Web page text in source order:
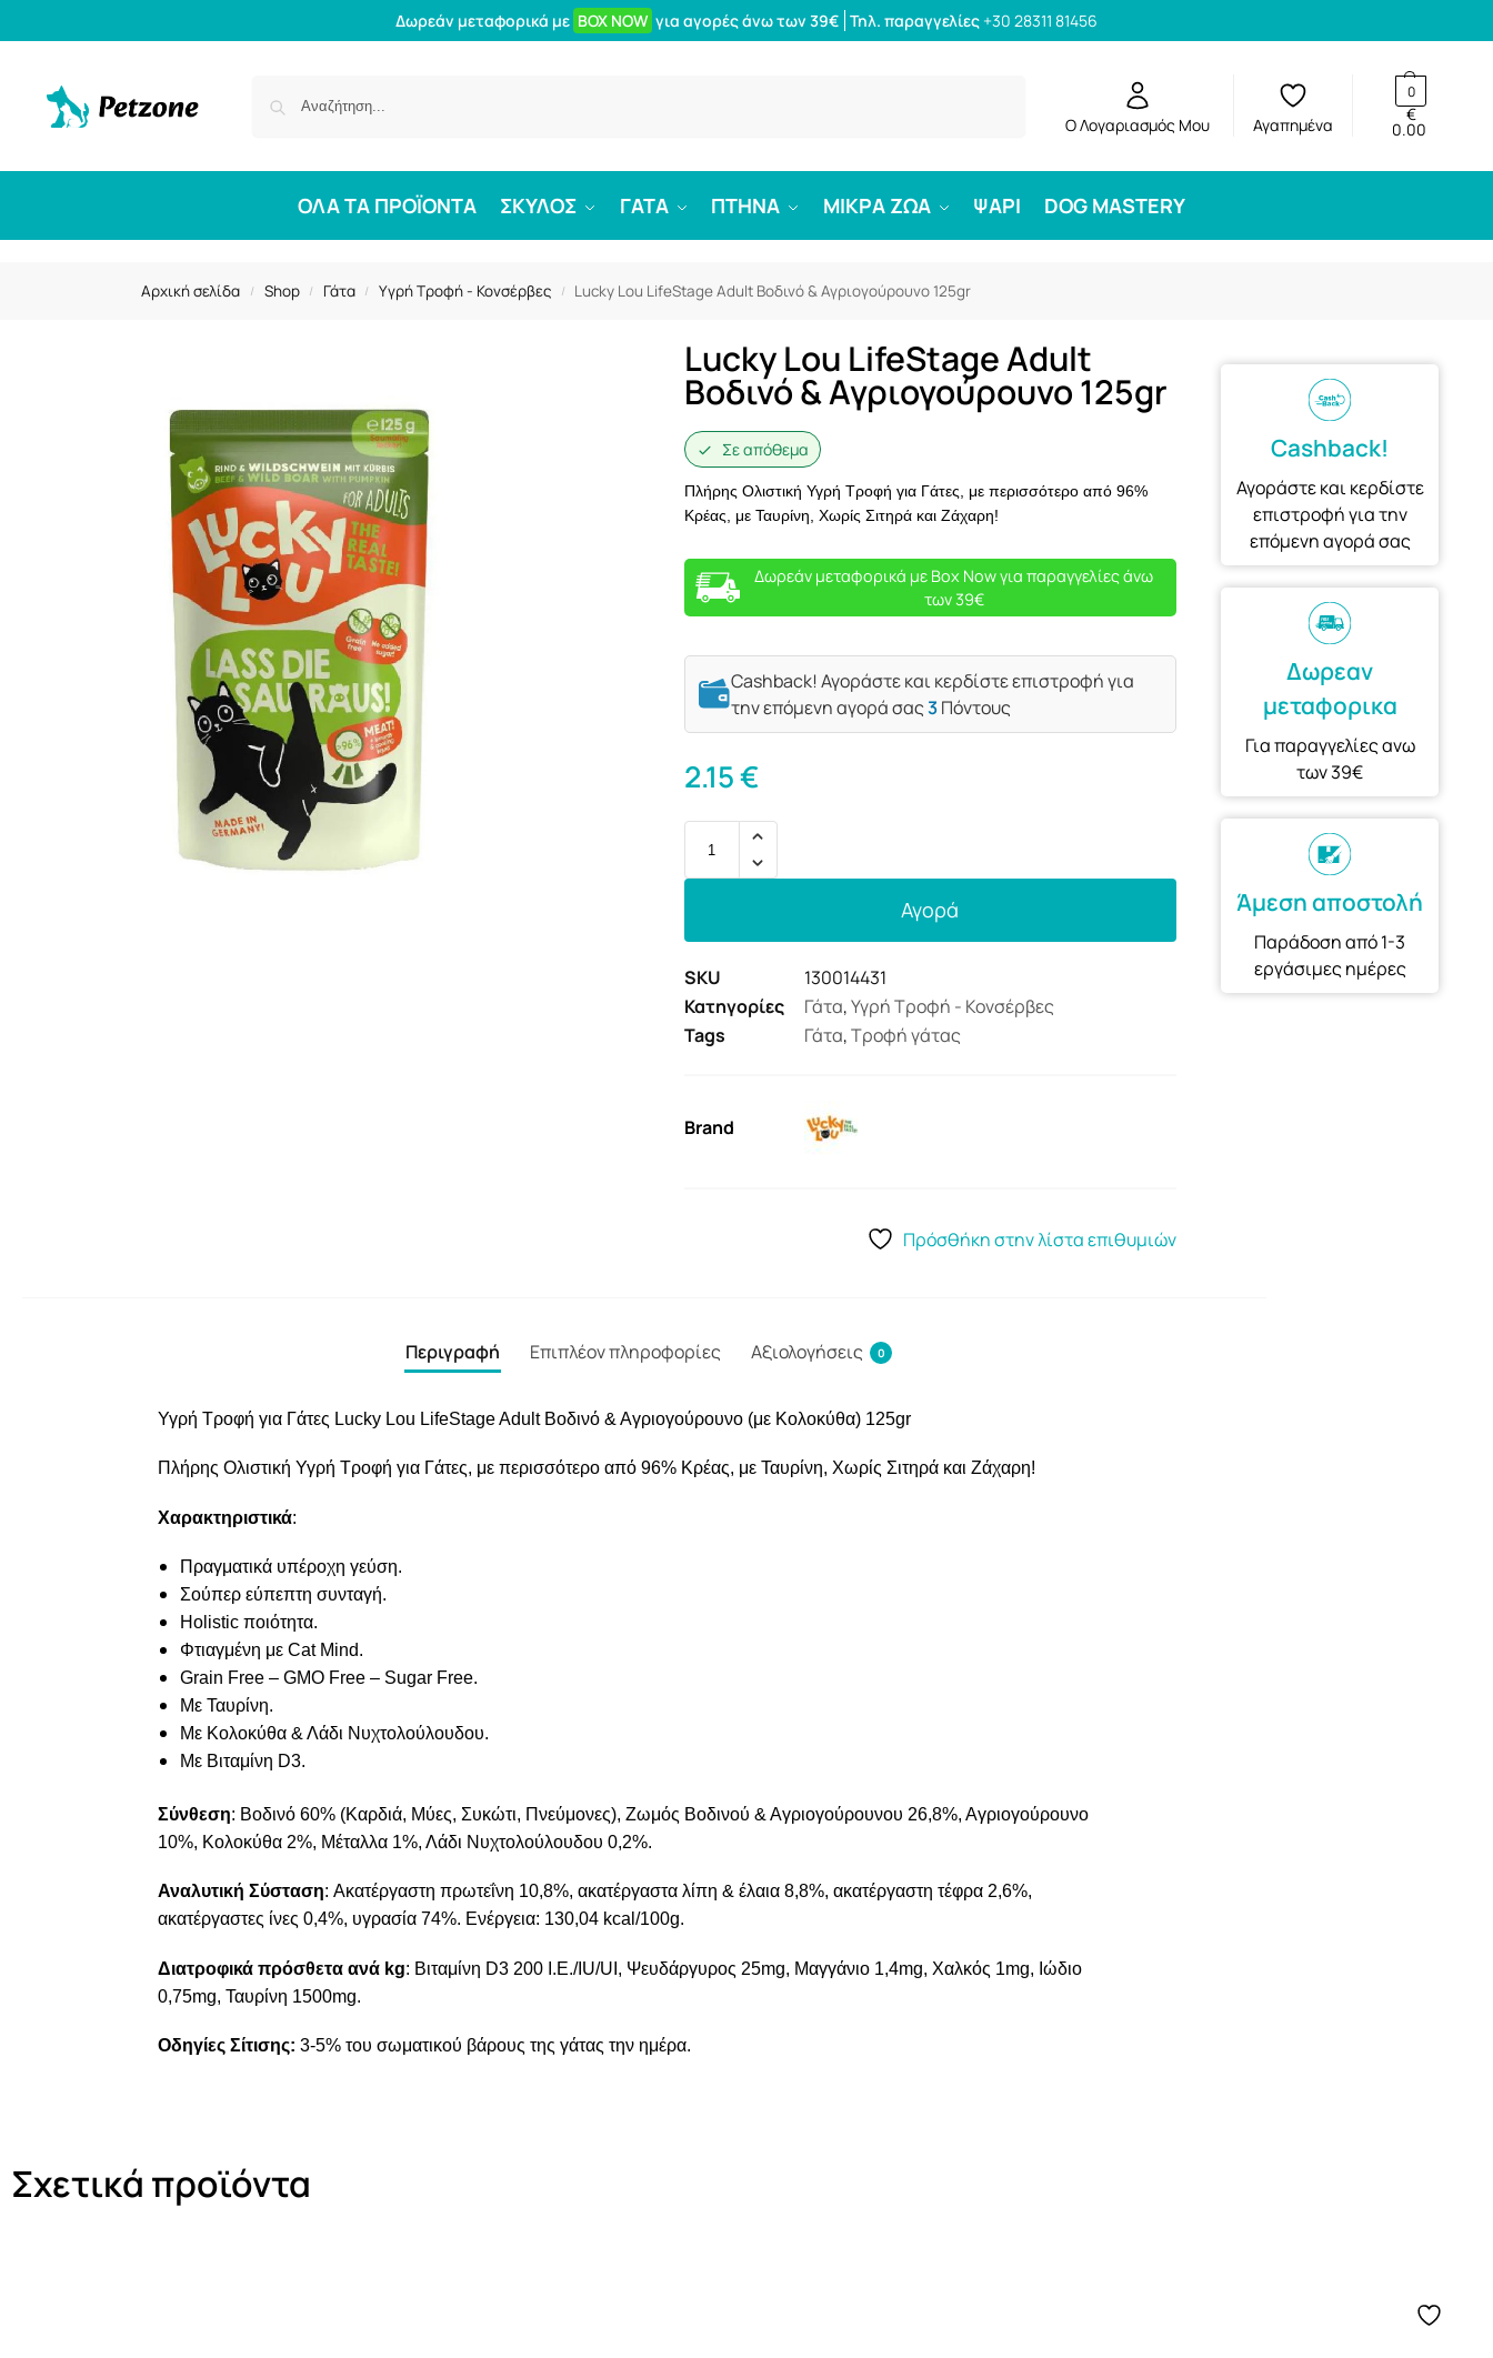
Δωρεάν μεταφορικά με BOX NOW για αγορές άνω των 39€ Τηλ. παραγγελίες +30 28311 81456
Ο Λογαριασμός Μου Αγαπημένα 0.00
€
0
ΟΛΑ ΤΑ ΠΡΟΪΟΝΤΑ ΣΚΥΛΟΣ ΓΑΤΑ ΠΤΗΝΑ ΜΙΚΡΑ ΖΩΑ ΨΑΡΙ DOG MASTERY
Αρχική σελίδα / Shop / Γάτα / Υγρή Τροφή - Κονσέρβες / Lucky Lou LifeStage Adult Βοδινό & Αγριογούρουνο 125gr
Lucky Lou LifeStage Adult
Βοδινό & Αγριογούρουνο 125gr
Σε απόθεμα
Πλήρης Ολιστική Υγρή Τροφή για Γάτες, με περισσότερο από 96%
Κρέας, με Ταυρίνη, Χωρίς Σιτηρά και Ζάχαρη!
Δωρεάν μεταφορικά με Box Now για παραγγελίες άνω
των 39€
Cashback! Αγοράστε και κερδίστε επιστροφή για
την επόμενη αγορά σας3Πόντους
2.15€
Αγορά
SKU
130014431
Κατηγορίες
Γάτα,Υγρή Τροφή - Κονσέρβες
Tags
Γάτα,Τροφή γάτας
Brand
Πρόσθήκη στην λίστα επιθυμιών
Cashback!
Αγοράστε και κερδίστε
επιστροφή για την
επόμενη αγορά σας
Δωρεαν
μεταφορικα
Για παραγγελίες ανω
των 39€
Άμεση αποστολή
Παράδοση από 1-3
εργάσιμες ημέρες
Περιγραφή Επιπλέον πληροφορίες Αξιολογήσεις 0
Υγρή Τροφή για Γάτες Lucky Lou LifeStage Adult Βοδινό & Αγριογούρουνο (με Κολοκύθα) 125gr
Πλήρης Ολιστική Υγρή Τροφή για Γάτες, με περισσότερο από 96% Κρέας, με Ταυρίνη, Χωρίς Σιτηρά και Ζάχαρη!
Χαρακτηριστικά:
Πραγματικά υπέροχη γεύση.
Σούπερ εύπεπτη συνταγή.
Holistic ποιότητα.
Φτιαγμένη με Cat Mind.
Grain Free – GMO Free – Sugar Free.
Με Ταυρίνη.
Με Κολοκύθα & Λάδι Νυχτολούλουδου.
Με Βιταμίνη D3.
Σύνθεση: Βοδινό 60% (Καρδιά, Μύες, Συκώτι, Πνεύμονες), Ζωμός Βοδινού & Αγριογούρουνου 26,8%, Αγριογούρουνο
10%, Κολοκύθα 2%, Μέταλλα 1%, Λάδι Νυχτολούλουδου 0,2%.
Αναλυτική Σύσταση: Ακατέργαστη πρωτεΐνη 10,8%, ακατέργαστα λίπη & έλαια 8,8%, ακατέργαστη τέφρα 2,6%,
ακατέργαστες ίνες 0,4%, υγρασία 74%. Ενέργεια: 130,04 kcal/100g.
Διατροφικά πρόσθετα ανά kg: Βιταμίνη D3 200 I.E./IU/UI, Ψευδάργυρος 25mg, Μαγγάνιο 1,4mg, Χαλκός 1mg, Ιώδιο
0,75mg, Ταυρίνη 1500mg.
Οδηγίες Σίτισης: 3-5% του σωματικού βάρους της γάτας την ημέρα.
Σχετικά προϊόντα